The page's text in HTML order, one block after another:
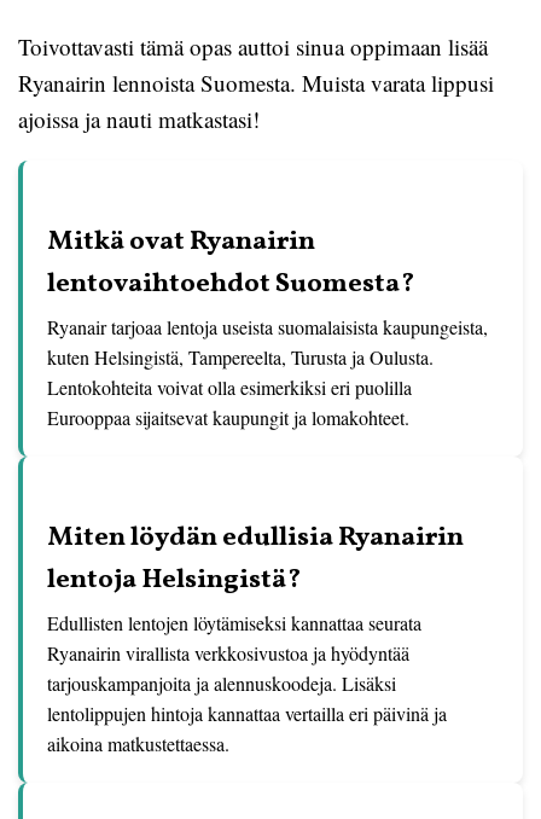
Toivottavasti tämä opas auttoi sinua oppimaan lisää
Ryanairin lennoista Suomesta. Muista varata lippusi
ajoissa ja nauti matkastasi!
Mitkä ovat Ryanairin
lentovaihtoehdot Suomesta?
Ryanair tarjoaa lentoja useista suomalaisista kaupungeista,
kuten Helsingistä, Tampereelta, Turusta ja Oulusta.
Lentokohteita voivat olla esimerkiksi eri puolilla
Eurooppaa sijaitsevat kaupungit ja lomakohteet.
Miten löydän edullisia Ryanairin
lentoja Helsingistä?
Edullisten lentojen löytämiseksi kannattaa seurata
Ryanairin virallista verkkosivustoa ja hyödyntää
tarjouskampanjoita ja alennuskoodeja. Lisäksi
lentolippujen hintoja kannattaa vertailla eri päivinä ja
aikoina matkustettaessa.